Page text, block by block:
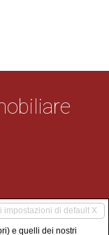
impostazioni di default X
e quelli dei nostri